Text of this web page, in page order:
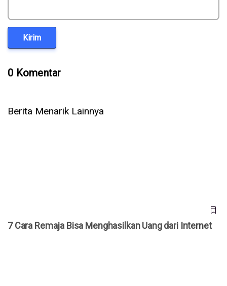
Kirim
0 Komentar
Berita Menarik Lainnya
7 Cara Remaja Bisa Menghasilkan Uang dari Internet